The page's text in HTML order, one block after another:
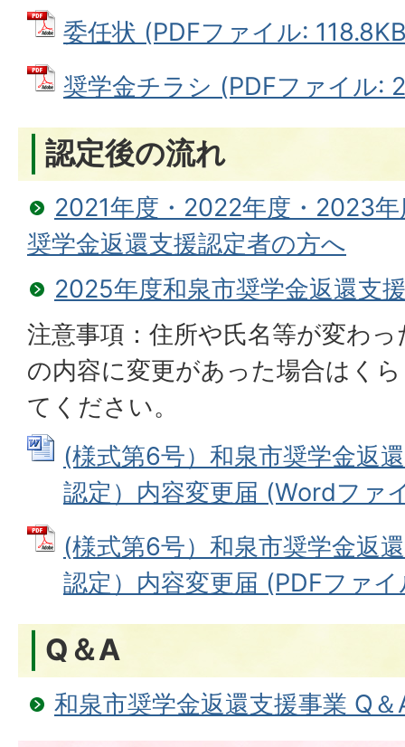
委任状 (PDFファイル:
奨学金チラシ (PDFファイル:
認定後の流れ
2021年度・2022年度・2023
奨学金返還支援認定者の方へ
2025年度和泉市奨学金返還支
注意事項：住所や氏名等が変わ
の内容に変更があった場合はく
てください。
(様式第6号）和泉市奨学金返
認定）内容変更届 (Wordファ
(様式第6号）和泉市奨学金返
認定）内容変更届 (PDFファ
Q＆A
和泉市奨学金返還支援事業 Q＆